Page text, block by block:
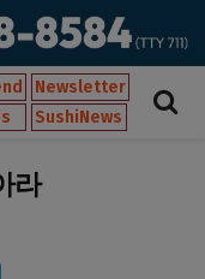
Newsletter
SushiNews
라